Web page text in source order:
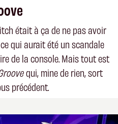
était à ça de ne pas avoir
qui aurait été un scandale
de la console. Mais tout est
qui, mine de rien, sort
précédent.